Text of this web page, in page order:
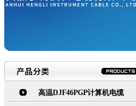
高温DJF46PGP计算机电缆